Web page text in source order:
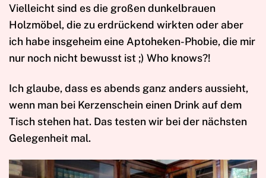
Vielleicht sind es die großen dunkelbrauen
Holzmöbel, die zu erdrückend wirkten oder aber
ich habe insgeheim eine Aptoheken-Phobie, die mir
nur noch nicht bewusst ist ;) Who knows?!
Ich glaube, dass es abends ganz anders aussieht,
wenn man bei Kerzenschein einen Drink auf dem
Tisch stehen hat. Das testen wir bei der nächsten
Gelegenheit mal.